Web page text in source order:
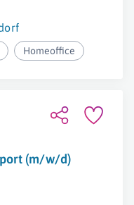
Homeoffice
(m/w/d)